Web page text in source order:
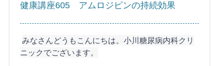
健康講座605 アムロジピンの持続効果
みなさんどうもこんにちは。小川糖尿病内科クリ
ニックでございます。